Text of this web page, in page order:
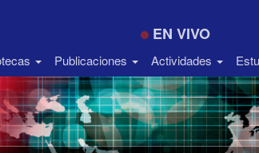
EN VIVO
Publicaciones Actividades